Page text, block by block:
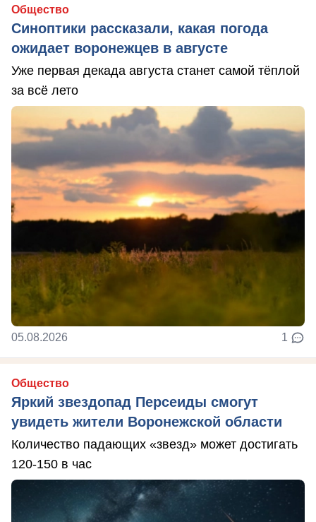
Общество
Синоптики рассказали, какая погода
ожидает воронежцев в августе
Уже первая декада августа станет самой тёплой
за всё лето
05.08.2026 1
Общество
Яркий звездопад Персеиды смогут
увидеть жители Воронежской области
Количество падающих «звезд» может достигать
120-150 в час